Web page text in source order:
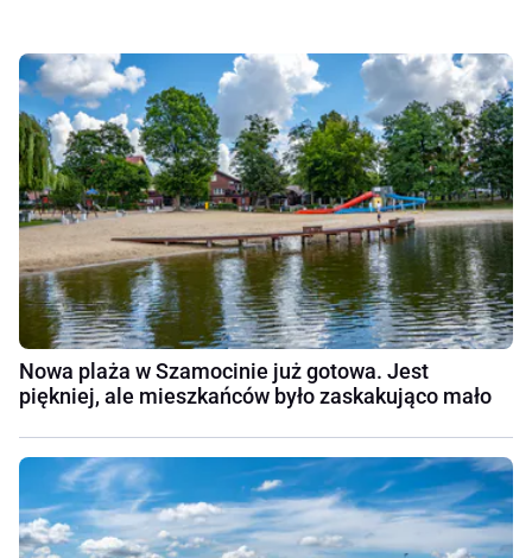
Nowa plaża w Szamocinie już gotowa. Jest
piękniej, ale mieszkańców było zaskakująco mało